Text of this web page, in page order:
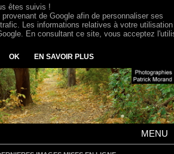
MENU
êtes suivis !
de Google afin de personnaliser ses
Les informations relatives à votre
En consultant ce site, vous acceptez
OK EN SAVOIR PLUS